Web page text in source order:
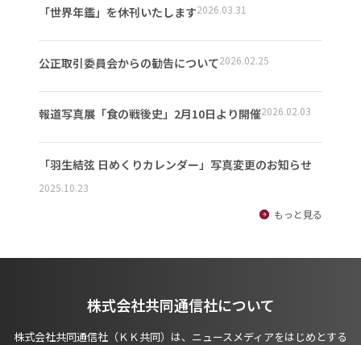
「世界年鑑」を休刊いたします2026.03.31
公正取引委員会からの勧告について2026.02.25
報道写真展「食の戦後史」2月10日より開催2026.02.03
「羽生結弦 日めくりカレンダー」写真変更のお知らせ
2025.10.23
もっと見る
株式会社共同通信社について
株式会社共同通信社（ＫＫ共同）は、ニュースメディアをはじめとする